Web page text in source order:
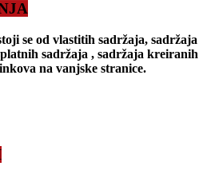
se od vlastitih sadržaja, sadržaja
sadržaja , sadržaja kreiranih
na vanjske stranice.